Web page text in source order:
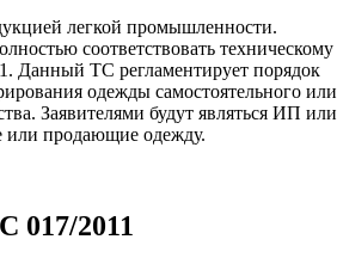
легкой промышленности.
соответствовать техническому
Данный ТС регламентирует порядок
одежды самостоятельного или
Заявителями будут являться ИП или
продающие одежду.
017/2011